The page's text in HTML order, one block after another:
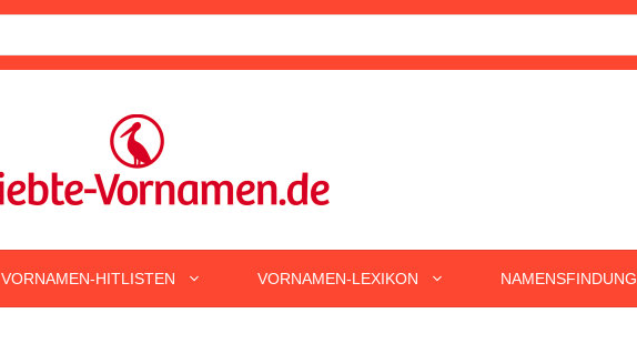
VORNAMEN-HITLISTEN VORNAMEN-LEXIKON NAMENSFINDUNG